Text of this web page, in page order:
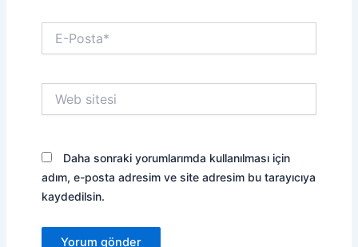
Posta*
sitesi
Daha sonraki yorumlarımda kullanılması için
adım, e-posta adresim ve site adresim bu tarayıcıya
kaydedilsin.